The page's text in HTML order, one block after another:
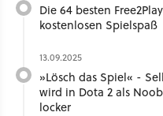
Die 64 besten
kostenlosen Spielspaß
13.09.2025
»Lösch das Spiel« -
wird in Dota 2 als
locker